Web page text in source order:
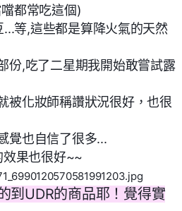
都常吃這個)
等,這些都是算降火氣的天然
份,吃了二星期我開始敢嘗試露
被化妝師稱讚狀況很好，也很
覺也自信了很多...
效果也很好~~
到UDR的商品耶！覺得實